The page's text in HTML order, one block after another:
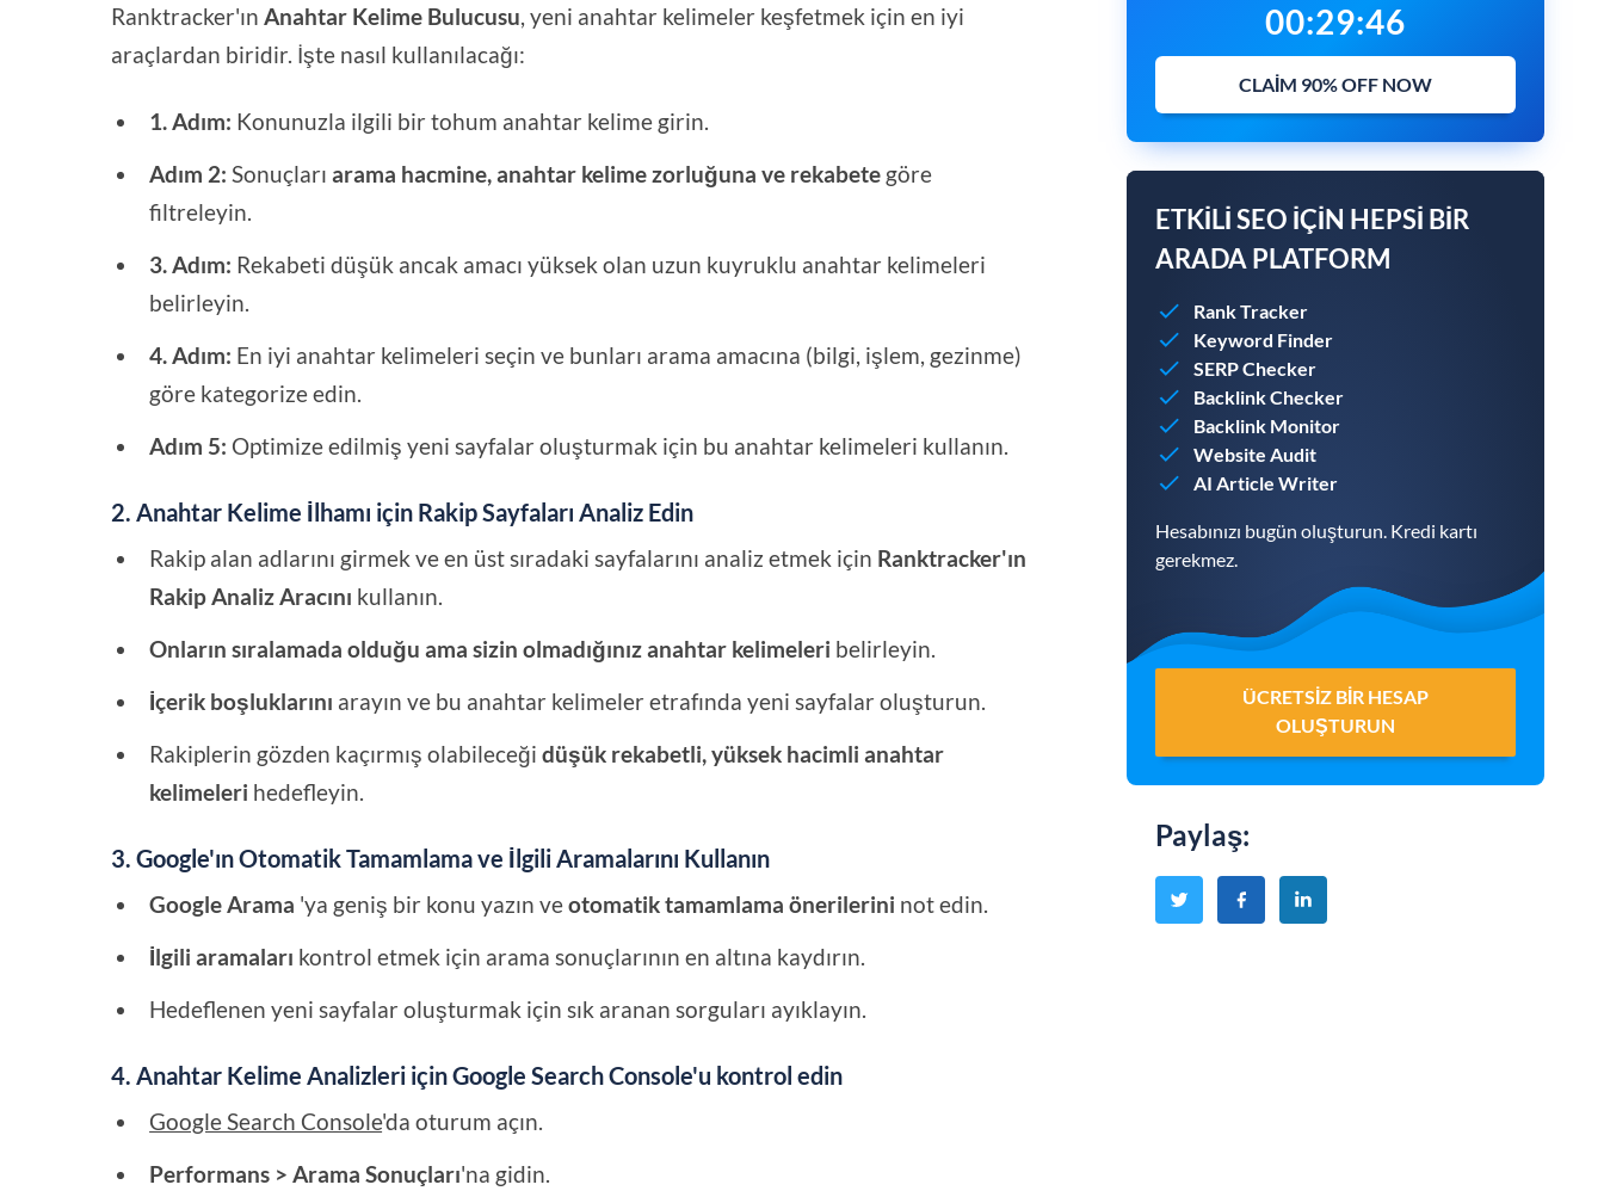
Ranktracker'ınAnahtar Kelime Bulucusu, yeni anahtar kelimeler keşfetmek için en iyi
araçlardan biridir. İşte nasıl kullanılacağı:
1. Adım: Konunuzla ilgili bir tohum anahtar kelime girin.
Adım 2: Sonuçlarıarama hacmine, anahtar kelime zorluğuna ve rekabete göre
filtreleyin.
3. Adım: Rekabeti düşük ancak amacı yüksek olan uzun kuyruklu anahtar kelimeleri
belirleyin.
4. Adım: En iyi anahtar kelimeleri seçin ve bunları arama amacına (bilgi, işlem, gezinme)
göre kategorize edin.
Adım 5: Optimize edilmiş yeni sayfalar oluşturmak için bu anahtar kelimeleri kullanın.
2. Anahtar Kelime İlhamı için Rakip Sayfaları Analiz Edin
Rakip alan adlarını girmek ve en üst sıradaki sayfalarını analiz etmek için Ranktracker'ın
Rakip Analiz Aracını kullanın.
Onların sıralamada olduğu ama sizin olmadığınız anahtar kelimeleri belirleyin.
İçerik boşluklarını arayın ve bu anahtar kelimeler etrafında yeni sayfalar oluşturun.
Rakiplerin gözden kaçırmış olabileceğidüşük rekabetli, yüksek hacimli anahtar
kelimeleri hedefleyin.
3. Google'ın Otomatik Tamamlama ve İlgili Aramalarını Kullanın
Google Arama 'ya geniş bir konu yazın veotomatik tamamlama önerilerini not edin.
İlgili aramaları kontrol etmek için arama sonuçlarının en altına kaydırın.
Hedeflenen yeni sayfalar oluşturmak için sık aranan sorguları ayıklayın.
4. Anahtar Kelime Analizleri için Google Search Console'u kontrol edin
Google Search Console'da oturum açın.
Performans > Arama Sonuçları'na gidin.
00:29:45
CLAIM 90% OFF NOW
ETKILI SEO IÇIN HEPSI BIR
ARADA PLATFORM
Rank Tracker
Keyword Finder
SERP Checker
Backlink Checker
Backlink Monitor
Website Audit
AI Article Writer
Hesabınızı bugün oluşturun. Kredi kartı
gerekmez.
ÜCRETSIZ BIR HESAP
OLUŞTURUN
Paylaş: